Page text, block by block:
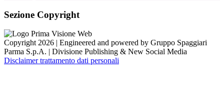
Sezione Copyright
Copyright 2026 | Engineered and powered by Gruppo Spaggiari
Parma S.p.A. | Divisione Publishing & New Social Media
Disclaimer trattamento dati personali